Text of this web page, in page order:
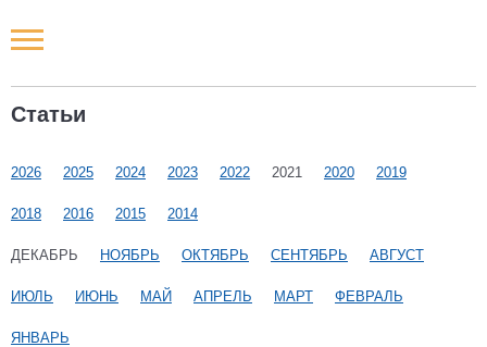
Статьи
2026 2025 2024 2023 2022 2021 2020 2019
2018 2016 2015 2014
ДЕКАБРЬ НОЯБРЬ ОКТЯБРЬ СЕНТЯБРЬ АВГУСТ
ИЮЛЬ ИЮНЬ МАЙ АПРЕЛЬ МАРТ ФЕВРАЛЬ
ЯНВАРЬ
Новости РФ
Наши мероприятия
Статьи